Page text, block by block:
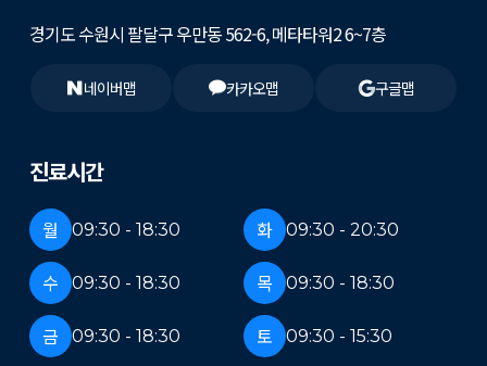
진료시간
월 09:30 - 18:30 화 09:30 - 20:30
수 09:30 - 18:30 목 09:30 - 18:30
금 09:30 - 18:30 토 09:30 - 15:30
경기도 수원시 팔달구 우만동 562-6, 메타타워2 6~7층
네이버맵 카카오맵 구글맵